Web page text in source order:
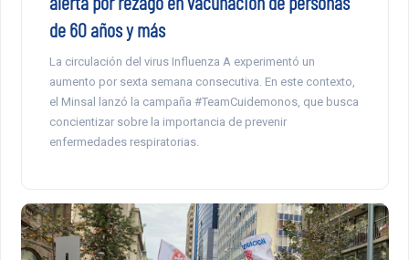
de 60 años y más
La circulación del virus Influenza A experimentó un
aumento por sexta semana consecutiva. En este contexto,
el Minsal lanzó la campaña #TeamCuidemonos, que busca
concientizar sobre la importancia de prevenir
enfermedades respiratorias.